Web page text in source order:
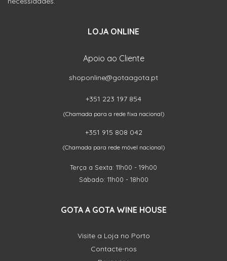
LOJA ONLINE
Apoio ao Cliente
shoponline@gotaagota.pt
+351 223 197 854
(Chamada para a rede fixa nacional)
+351 915 808 042
(Chamada para rede móvel nacional)
Terça a Sexta: 11h00 - 19h00
Sábado: 11h00 - 18h00
GOTA A GOTA WINE HOUSE
Visite a Loja no Porto
Contacte-nos